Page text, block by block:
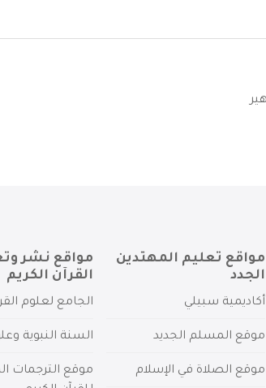
مواقع تعليم المهتدين
الجدد
أكاديمية سبيلي
موقع المسلم الجديد
موقع الصلاة في الإسلام
مواقع نشر
القرآن الكريم
الجامع لعلوم
السنة النبوية
موقع الترجمات